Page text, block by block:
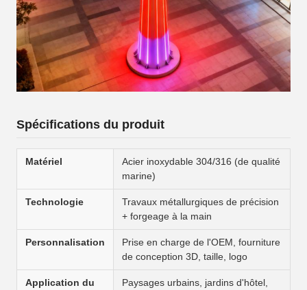
Spécifications du produit
Matériel
Acier inoxydable 304/316 (de qualité
marine)
Technologie
Travaux métallurgiques de précision
+ forgeage à la main
Personnalisation
Prise en charge de l'OEM, fourniture
de conception 3D, taille, logo
Application du
Paysages urbains, jardins d'hôtel,